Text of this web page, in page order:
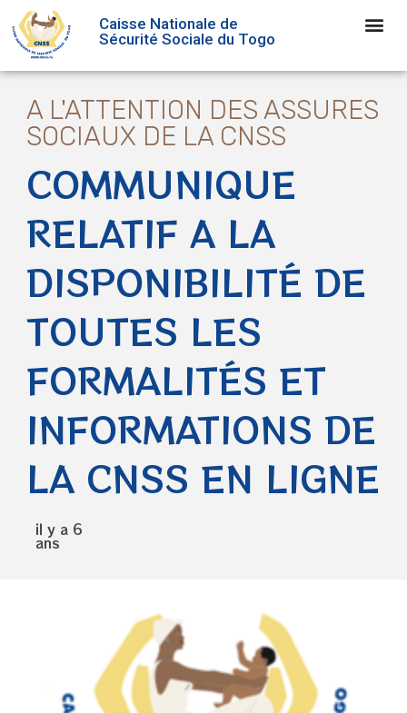
Caisse Nationale de
Sécurité Sociale du Togo
A L'ATTENTION DES ASSURES
SOCIAUX DE LA CNSS
COMMUNIQUE
RELATIF A LA
DISPONIBILITÉ DE
TOUTES LES
FORMALITÉS ET
INFORMATIONS DE
LA CNSS EN LIGNE
il y a 6
ans